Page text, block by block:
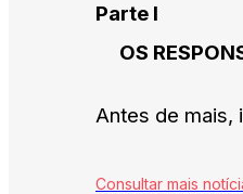
Parte I
OS
Antes de mais,
Consultar mais